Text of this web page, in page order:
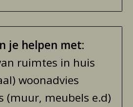
je helpen met:
ruimtes in huis
woonadvies
(muur, meubels e.d)